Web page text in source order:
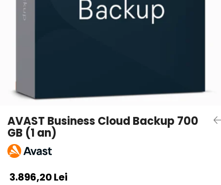
AVAST Driver Updater
AVAST SecureLine VPN
AVAST Business Cloud Backup 700
GB (1 an)
3.896,20 Lei